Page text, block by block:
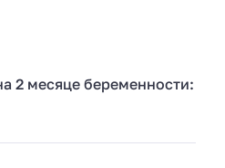
2 месяце беременности: